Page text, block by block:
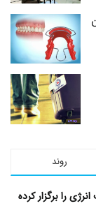
روند
را برگزار کرده